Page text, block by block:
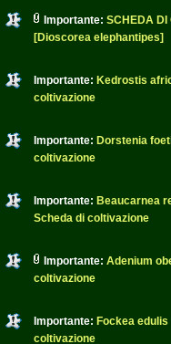
Importante: SCHEDA DI
[Dioscorea elephantipes]
Importante: Kedrostis
coltivazione
Importante: Dorstenia
coltivazione
Importante: Beaucarnea
Scheda di coltivazione
Importante: Adenium
coltivazione
Importante: Fockea
coltivazione